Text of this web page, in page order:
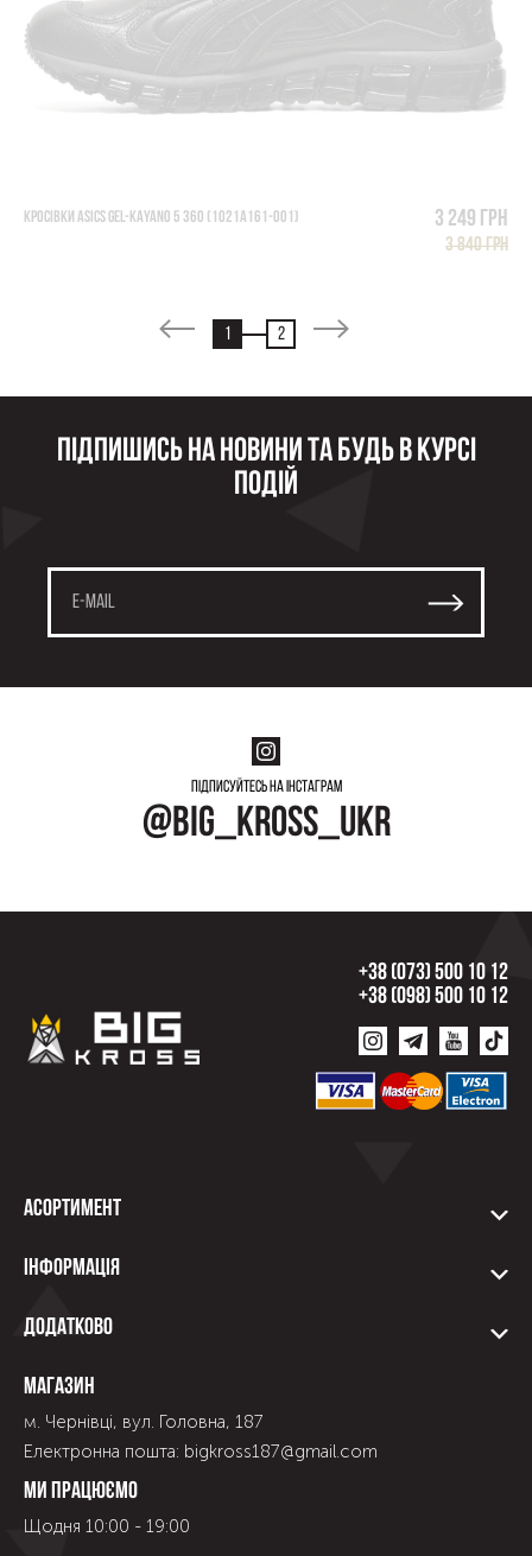
КРОСІВКИ ASICS GEL-KAYANO 5 360 (1021A161-001) 3 249 грн
3 840 грн
1 2
Підпишись на новини та будь в курсі
подій
Підписуйтесь на інстаграм
@big_kross_ukr
+38 (073) 500 10 12
+38 (098) 500 10 12
Асортимент
Інформація
Додатково
Магазин
м. Чернівці, вул. Головна, 187
Електронна пошта: bigkross187@gmail.com
Ми працюємо
Щодня 10:00 - 19:00